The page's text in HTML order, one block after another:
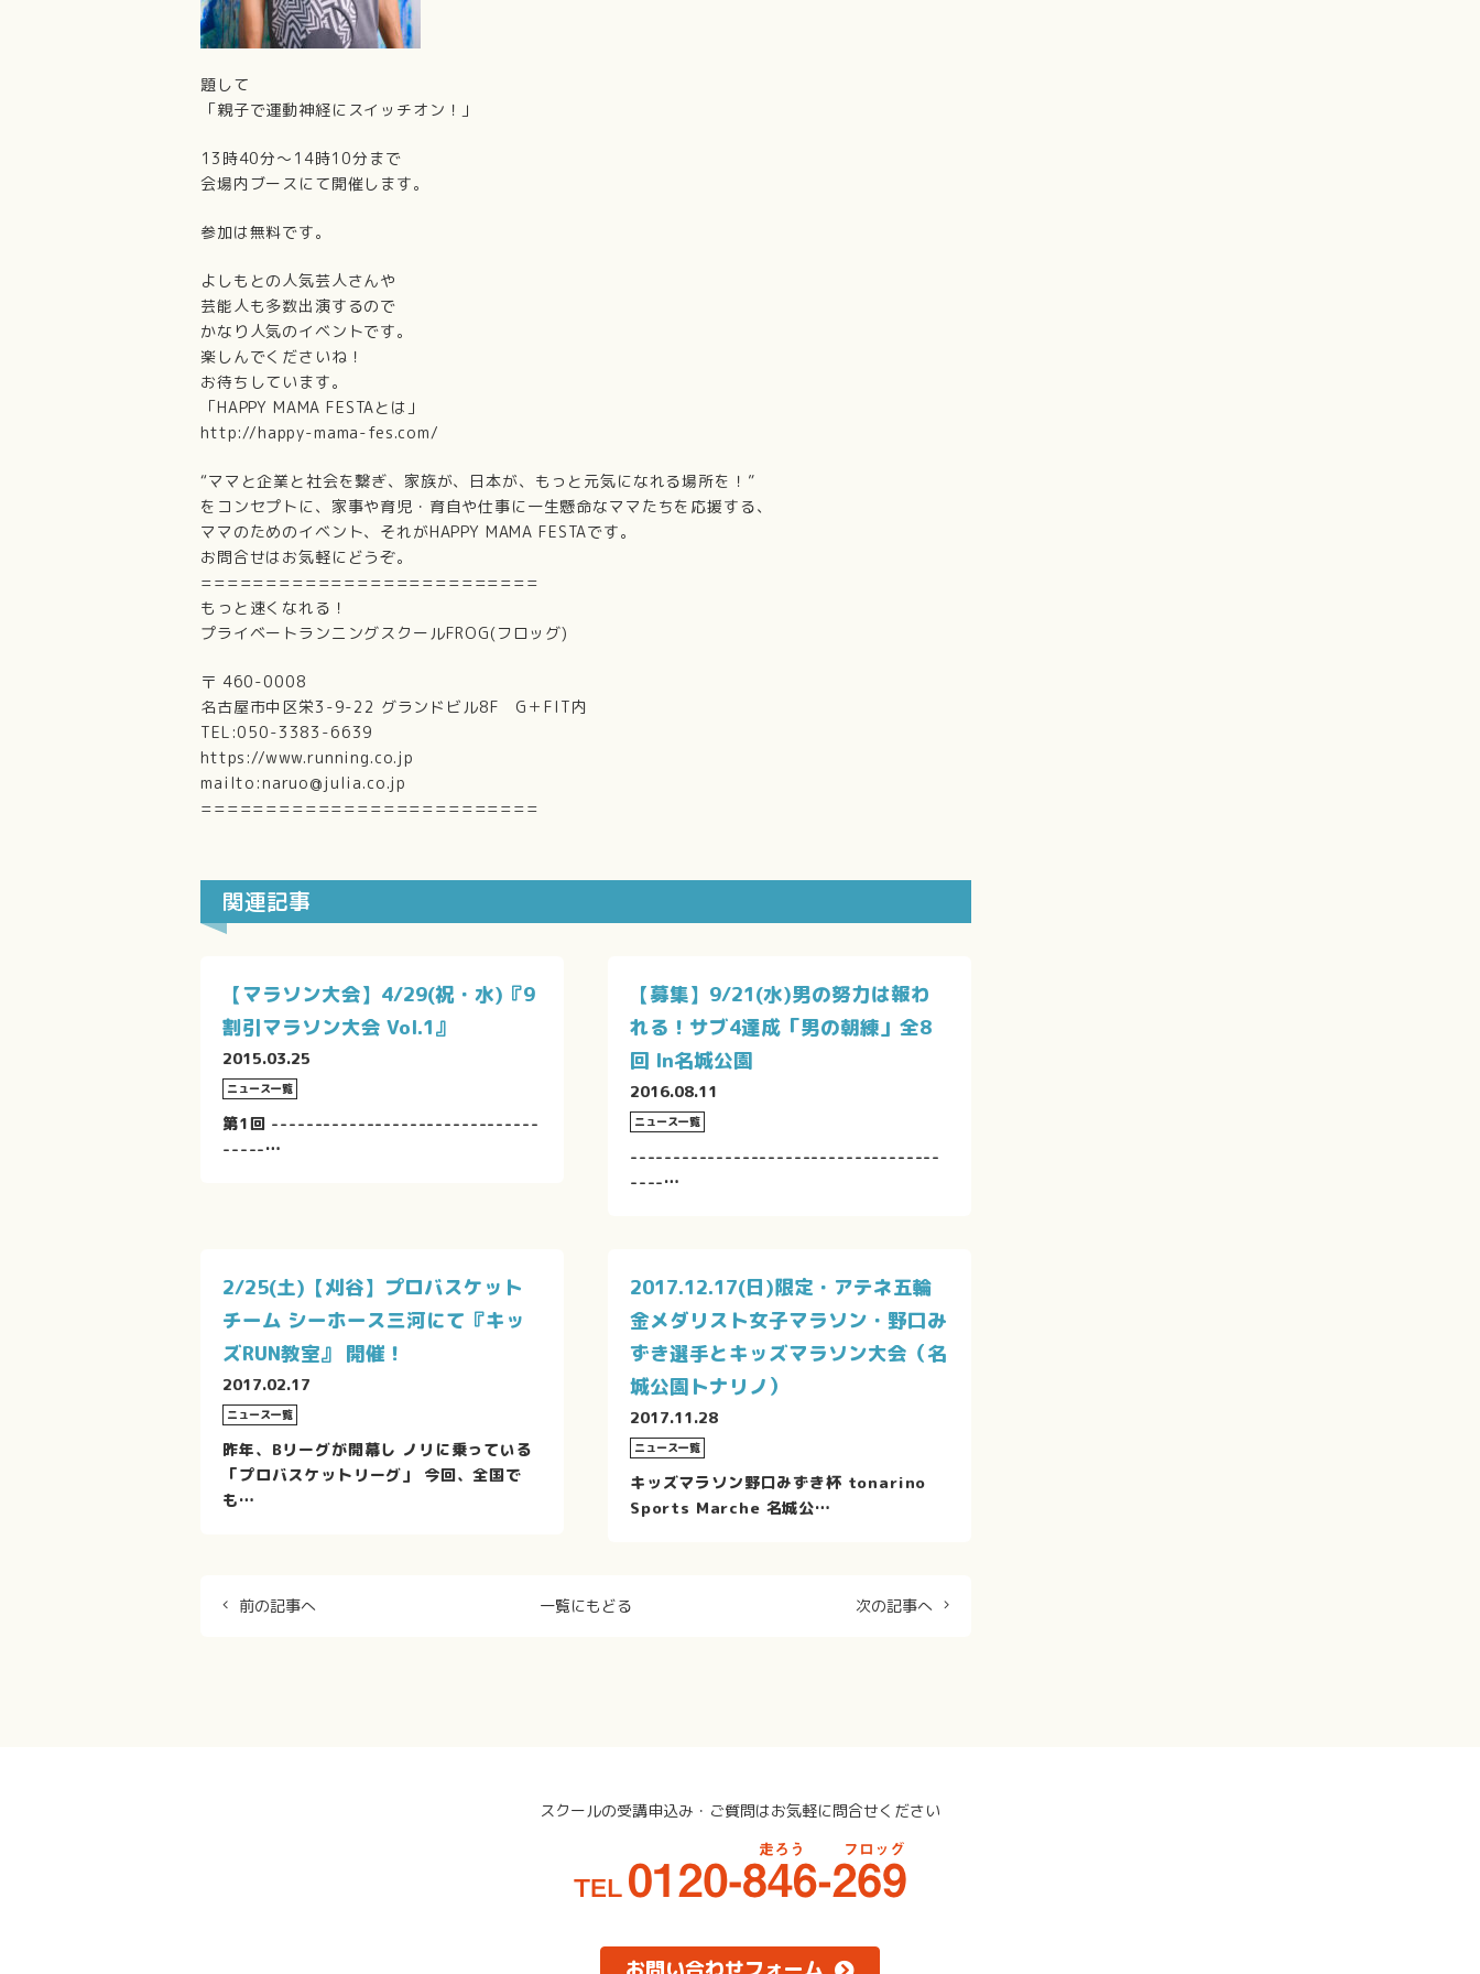
題して
「親子で運動神経にスイッチオン！」
13時40分～14時10分まで
会場内ブースにて開催します。
参加は無料です。
よしもとの人気芸人さんや
芸能人も多数出演するので
かなり人気のイベントです。
楽しんでくださいね！
お待ちしています。
「HAPPY MAMA FESTAとは」
http://happy-mama-fes.com/
“ママと企業と社会を繋ぎ、家族が、日本が、もっと元気になれる場所を！”
をコンセプトに、家事や育児・育自や仕事に一生懸命なママたちを応援する、
ママのためのイベント、それがHAPPY MAMA FESTAです。
お問合せはお気軽にどうぞ。
==========================
もっと速くなれる！
プライベートランニングスクールFROG(フロッグ)
〒 460-0008
名古屋市中区栄3-9-22 グランドビル8F G＋FIT内
TEL:050-3383-6639
https://www.running.co.jp
mailto:naruo@julia.co.jp
==========================
関連記事
【マラソン大会】4/29(祝・水)『9
割引マラソン大会 Vol.1』
2015.03.25
ニュース一覧
第1回 -------------------------------
-----…
【募集】9/21(水)男の努力は報わ
れる！サブ4達成「男の朝練」全8
回 In名城公園
2016.08.11
ニュース一覧
------------------------------------
----…
2/25(土)【刈谷】プロバスケット
チーム シーホース三河にて『キッ
ズRUN教室』 開催！
2017.02.17
ニュース一覧
昨年、Bリーグが開幕し ノリに乗っている
「プロバスケットリーグ」 今回、全国で
も…
2017.12.17(日)限定・アテネ五輪
金メダリスト女子マラソン・野口み
ずき選手とキッズマラソン大会（名
城公園トナリノ）
2017.11.28
ニュース一覧
キッズマラソン野口みずき杯 tonarino
Sports Marche 名城公…
前の記事へ 一覧にもどる 次の記事へ
スクールの受講申込み・ ご質問はお気軽に問合せください